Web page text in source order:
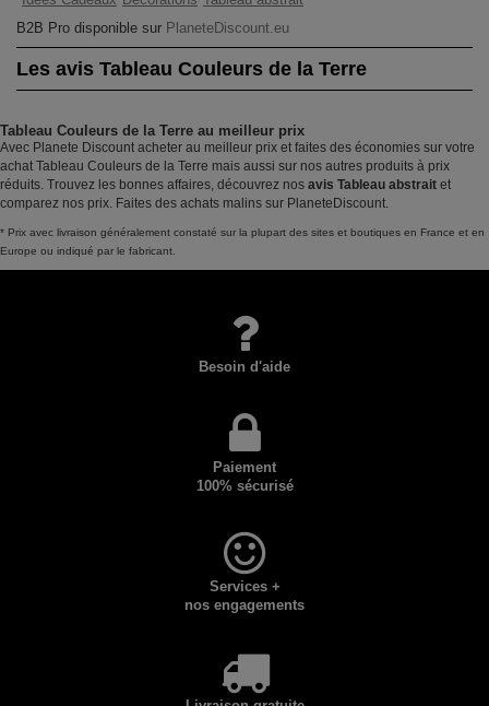
B2B Pro disponible sur PlaneteDiscount.eu
Les avis Tableau Couleurs de la Terre
Tableau Couleurs de la Terre au meilleur prix
Avec Planete Discount acheter au meilleur prix et faites des économies sur votre
achat Tableau Couleurs de la Terre mais aussi sur nos autres produits à prix
réduits. Trouvez les bonnes affaires, découvrez nos avis Tableau abstrait et
comparez nos prix. Faites des achats malins sur PlaneteDiscount.
* Prix avec livraison généralement constaté sur la plupart des sites et boutiques en France et en
Europe ou indiqué par le fabricant.
Besoin d'aide
Paiement
100% sécurisé
Services +
nos engagements